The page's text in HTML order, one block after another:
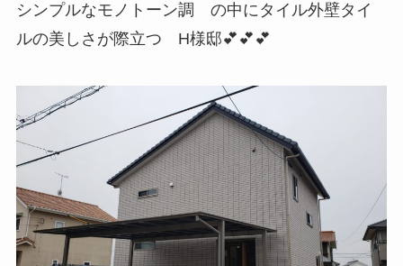
シンプルなモノトーン調 の中にタイル外壁タイ
ルの美しさが際立つ H様邸💕💕💕